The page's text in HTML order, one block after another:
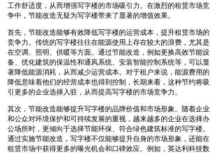
工作舒适度，从而增强写字楼的市场吸引力。在激烈的租赁市场竞
争中，节能改造无疑为写字楼带来了显著的增值效果。
首先，节能改造能够有效降低写字楼的运营成本，提升租赁市场的
竞争力。传统的写字楼往往在能源使用上存在较大的浪费，尤其是
在空调、照明、供暖等方面。通过节能改造，例如更换高效节能设
备、优化建筑的保温性和通风系统、安装智能控制系统等，可以显
著降低能源消耗，从而减少运营成本。对于租户来说，能源费用的
降低意味着他们的经营成本也得到控制，长期来看，这种节约将吸
引更多的企业选择入驻，从而提高写字楼的市场竞争力。
其次，节能改造能够提升写字楼的品牌价值和市场形象。随着企业
和公众对环境保护和可持续发展的重视，越来越多的企业在选择办
公场所时，更倾向于选择节能环保、符合绿色建筑标准的写字楼。
通过实施节能改造，写字楼不仅能够提升自身的市场形象，还能在
租赁市场中获得更多的曝光机会和口碑效应。例如，英达利科技数